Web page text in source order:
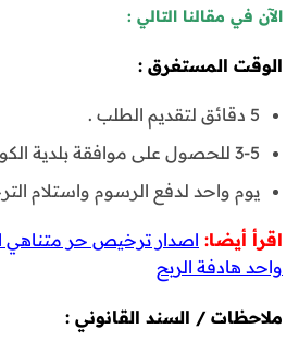
الآن في مقالنا التالي :
الوقت المستغرق :
5 دقائق لتقديم الطلب .
3-5 للحصول على موافقة بلدية الكويت .
يوم واحد لدفع الرسوم واستلام
اقرأ أيضا: اصدار ترخيص حر
واحد هادفة الربح
ملاحظات / السند القانوني :